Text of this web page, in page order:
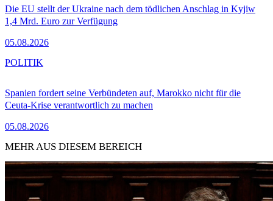
Die EU stellt der Ukraine nach dem tödlichen Anschlag in Kyjiw
1,4 Mrd. Euro zur Verfügung
05.08.2026
Spanien fordert seine Verbündeten auf, Marokko nicht für die
Ceuta-Krise verantwortlich zu machen
05.08.2026
POLITIK
MEHR AUS DIESEM BEREICH